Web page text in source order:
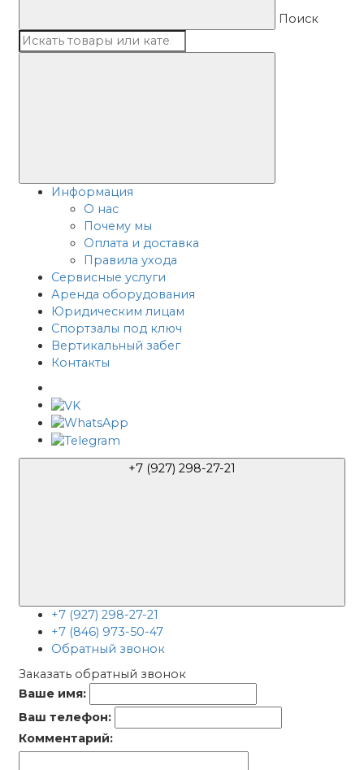
Поиск
Информация
О нас
Почему мы
Оплата и доставка
Правила ухода
Сервисные услуги
Аренда оборудования
Юридическим лицам
Спортзалы под ключ
Вертикальный забег
Контакты
+7 (927) 298-27-21
+7 (846) 973-50-47
Обратный звонок
Заказать обратный звонок
Ваше имя:
Ваш телефон:
Комментарий: